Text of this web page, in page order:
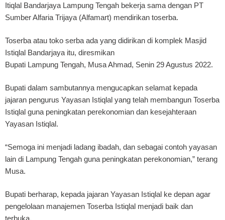
Itiqlal Bandarjaya Lampung Tengah bekerja sama dengan PT
Sumber Alfaria Trijaya (Alfamart) mendirikan toserba.
Toserba atau toko serba ada yang didirikan di komplek Masjid
Istiqlal Bandarjaya itu, diresmikan
Bupati Lampung Tengah, Musa Ahmad, Senin 29 Agustus 2022.
Bupati dalam sambutannya mengucapkan selamat kepada
jajaran pengurus Yayasan Istiqlal yang telah membangun Toserba
Istiqlal guna peningkatan perekonomian dan kesejahteraan
Yayasan Istiqlal.
“Semoga ini menjadi ladang ibadah, dan sebagai contoh yayasan
lain di Lampung Tengah guna peningkatan perekonomian,” terang
Musa.
Bupati berharap, kepada jajaran Yayasan Istiqlal ke depan agar
pengelolaan manajemen Toserba Istiqlal menjadi baik dan
terbuka.